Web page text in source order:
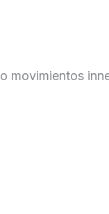
movimientos